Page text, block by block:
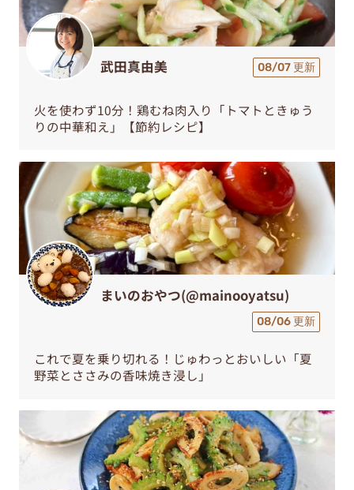
武田真由美 08/07 更新
火を使わず10分！鶏むね肉入り「トマトときゅう
りの中華和え」【節約レシピ】
まいのおやつ(@mainooyatsu)
08/06 更新
これで夏を乗り切れる！じゅわっとおいしい「夏
野菜とささみの香味焼き浸し」